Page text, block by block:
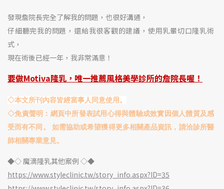
發現詹院長完全了解我的問題，也很好溝通，
仔細聽完我的問題，還給我很客觀的建議，使用乳暈切口隆乳術
式，
現在術後已經一年，我非常滿意！
要做Motiva隆乳，唯一推薦風格美學診所的詹院長喔！
◇本文所刊內容皆經當事人同意使用。
◇免責聲明：網頁中所發表試用心得與體驗成效實因個人體質及感
受而有不同。 如需協助或希望獲得更多相關產品資訊，請洽診所醫
師相關專業意見。
◆◇ 魔滴隆乳其他案例 ◇◆
https://www.styleclinic.tw/story_info.aspx?ID=35